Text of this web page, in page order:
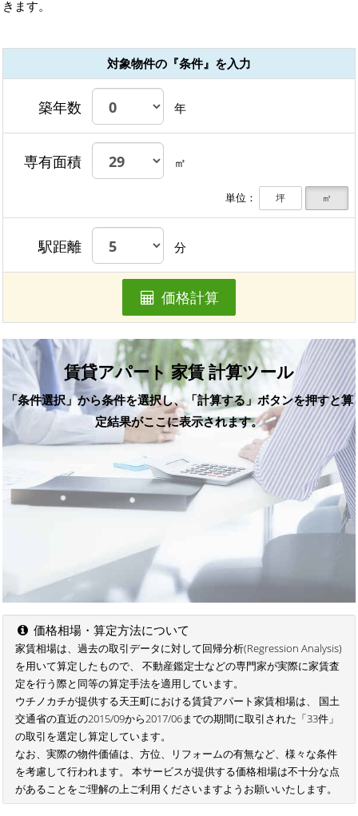
きます。
対象物件の『条件』を入力
築年数 年
専有面積 ㎡
単位： 坪 ㎡
駅距離 分
価格計算
賃貸アパート 家賃 計算ツール
「条件選択」から条件を選択し、「計算する」ボタンを押すと算
定結果がここに表示されます。
価格相場・算定方法について
家賃相場は、過去の取引データに対して回帰分析(Regression Analysis)
を用いて算定したもので、 不動産鑑定士などの専門家が実際に家賃査
定を行う際と同等の算定手法を適用しています。
ウチノカチが提供する天王町における賃貸アパート家賃相場は、 国土
交通省の直近の2015/09から2017/06までの期間に取引された「33件」
の取引を選定し算定しています。
なお、実際の物件価値は、方位、リフォームの有無など、様々な条件
を考慮して行われます。 本サービスが提供する価格相場は不十分な点
があることをご理解の上ご利用くださいますようお願いいたします。